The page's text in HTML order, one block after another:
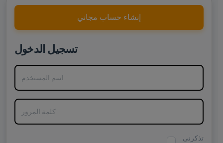
إنشاء حساب مجاني
تسجيل الدخول
اسم المستخدم
كلمة المرور
تذكرنى